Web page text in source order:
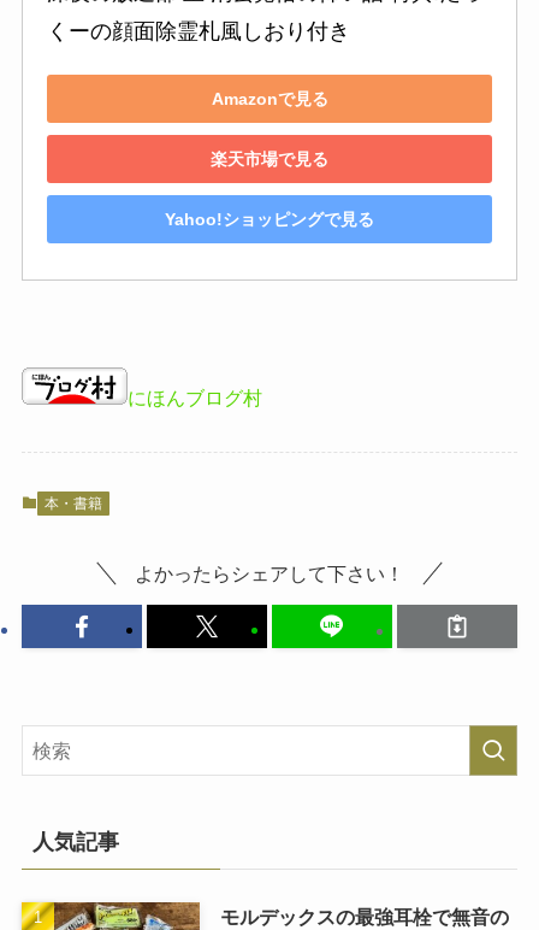
くーの顔面除霊札風しおり付き
Amazonで見る
楽天市場で見る
Yahoo!ショッピングで見る
にほんブログ村
本・書籍
よかったらシェアして下さい！
人気記事
モルデックスの最強耳栓で無音の